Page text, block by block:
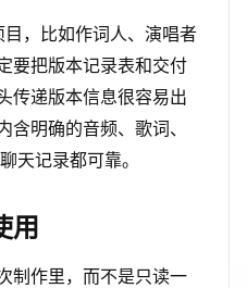
，比如作词人、演唱者
要把版本记录表和交付
传递版本信息很容易出
明确的音频、歌词、
天记录都可靠。
用
制作里，而不是只读一